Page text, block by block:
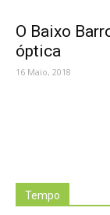
O Baixo
óptica
16 Maio, 2018
Tempo